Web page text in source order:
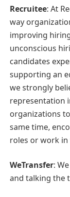
Recruitee: At
way
improving
unconscious
candidates
supporting an
we strongly
representation
organizations
same time,
roles or work
WeTransfer:
and talking the